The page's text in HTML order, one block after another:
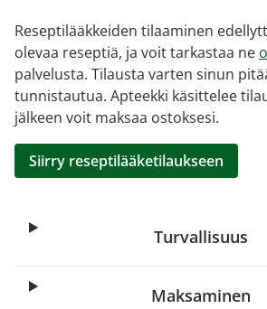
Reseptilääkkeiden tilaaminen
olevaa reseptiä, ja voit tarkastaa ne
palvelusta. Tilausta varten sinun
tunnistautua. Apteekki käsittelee
jälkeen voit maksaa ostoksesi.
Siirry reseptilääketilaukseen
Turvallisuus
Maksaminen